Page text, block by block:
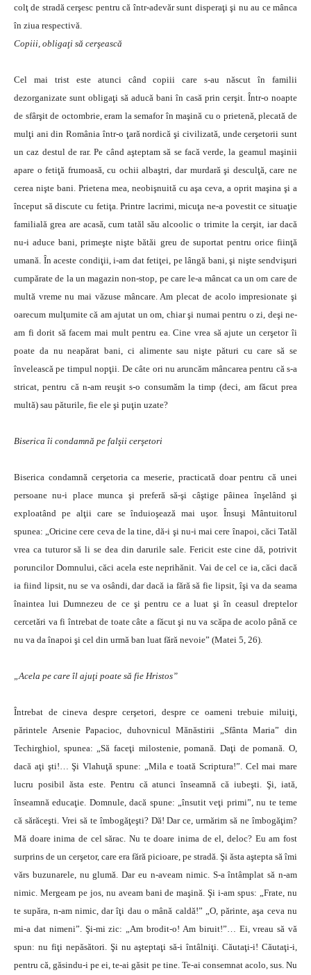
colţ de stradă cerşesc pentru că într-adevăr sunt disperaţi şi nu au ce mânca
în ziua respectivă.
Copiii, obligaţi să cerşească
Cel mai trist este atunci când copiii care s-au născut în familii
dezorganizate sunt obligaţi să aducă bani în casă prin cerşit. Într-o noapte
de sfârşit de octombrie, eram la semafor în maşină cu o prietenă, plecată de
mulţi ani din România într-o ţară nordică şi civilizată, unde cerşetorii sunt
un caz destul de rar. Pe când aşteptam să se facă verde, la geamul maşinii
apare o fetiţă frumoasă, cu ochii albaştri, dar murdară şi desculţă, care ne
cerea nişte bani. Prietena mea, neobişnuită cu aşa ceva, a oprit maşina şi a
început să discute cu fetiţa. Printre lacrimi, micuţa ne-a povestit ce situaţie
familială grea are acasă, cum tatăl său alcoolic o trimite la cerşit, iar dacă
nu-i aduce bani, primeşte nişte bătăi greu de suportat pentru orice fiinţă
umană. În aceste condiţii, i-am dat fetiţei, pe lângă bani, şi nişte sendvişuri
cumpărate de la un magazin non-stop, pe care le-a mâncat ca un om care de
multă vreme nu mai văzuse mâncare. Am plecat de acolo impresionate şi
oarecum mulţumite că am ajutat un om, chiar şi numai pentru o zi, deşi ne-
am fi dorit să facem mai mult pentru ea. Cine vrea să ajute un cerşetor îi
poate da nu neapărat bani, ci alimente sau nişte pături cu care să se
învelească pe timpul nopţii. De câte ori nu aruncăm mâncarea pentru că s-a
stricat, pentru că n-am reuşit s-o consumăm la timp (deci, am făcut prea
multă) sau păturile, fie ele şi puţin uzate?
Biserica îi condamnă pe falşii cerşetori
Biserica condamnă cerşetoria ca meserie, practicată doar pentru că unei
persoane nu-i place munca şi preferă să-şi câştige pâinea înşelând şi
exploatând pe alţii care se înduioşează mai uşor. Însuşi Mântuitorul
spunea: „Oricine cere ceva de la tine, dă-i şi nu-i mai cere înapoi, căci Tatăl
vrea ca tuturor să li se dea din darurile sale. Fericit este cine dă, potrivit
poruncilor Domnului, căci acela este neprihănit. Vai de cel ce ia, căci dacă
ia fiind lipsit, nu se va osândi, dar dacă ia fără să fie lipsit, îşi va da seama
înaintea lui Dumnezeu de ce şi pentru ce a luat şi în ceasul dreptelor
cercetări va fi întrebat de toate câte a făcut şi nu va scăpa de acolo până ce
nu va da înapoi şi cel din urmă ban luat fără nevoie” (Matei 5, 26).
„Acela pe care îl ajuţi poate să fie Hristos”
Întrebat de cineva despre cerşetori, despre ce oameni trebuie miluiţi,
părintele Arsenie Papacioc, duhovnicul Mănăstirii „Sfânta Maria” din
Techirghiol, spunea: „Să faceţi milostenie, pomană. Daţi de pomană. O,
dacă aţi şti!… Şi Vlahuţă spune: „Mila e toată Scriptura!”. Cel mai mare
lucru posibil ăsta este. Pentru că atunci înseamnă că iubeşti. Şi, iată,
înseamnă educaţie. Domnule, dacă spune: „însutit veţi primi”, nu te teme
că sărăceşti. Vrei să te îmbogăţeşti? Dă! Dar ce, urmărim să ne îmbogăţim?
Mă doare inima de cel sărac. Nu te doare inima de el, deloc? Eu am fost
surprins de un cerşetor, care era fără picioare, pe stradă. Şi ăsta aştepta să îmi
vărs buzunarele, nu glumă. Dar eu n-aveam nimic. S-a întâmplat să n-am
nimic. Mergeam pe jos, nu aveam bani de maşină. Şi i-am spus: „Frate, nu
te supăra, n-am nimic, dar îţi dau o mână caldă!” „O, părinte, aşa ceva nu
mi-a dat nimeni”. Şi-mi zic: „Am brodit-o! Am biruit!”… Ei, vreau să vă
spun: nu fiţi nepăsători. Şi nu aşteptaţi să-i întâlniţi. Căutaţi-i! Căutaţi-i,
pentru că, găsindu-i pe ei, te-ai găsit pe tine. Te-ai consemnat acolo, sus. Nu